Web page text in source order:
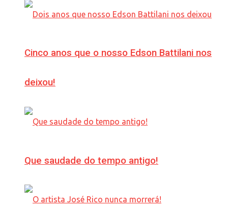
Cinco anos que o nosso Edson Battilani nos
deixou!
Que saudade do tempo antigo!